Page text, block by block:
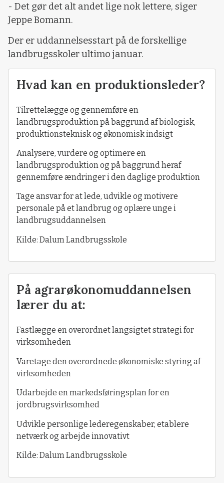
- Det gør det alt andet lige nok lettere, siger
Jeppe Bomann.
Der er uddannelsesstart på de forskellige
landbrugsskoler ultimo januar.
Hvad kan en produktionsleder?
Tilrettelægge og gennemføre en
landbrugsproduktion på baggrund af biologisk,
produktionsteknisk og økonomisk indsigt
Analysere, vurdere og optimere en
landbrugsproduktion og på baggrund heraf
gennemføre ændringer i den daglige produktion
Tage ansvar for at lede, udvikle og motivere
personale på et landbrug og oplære unge i
landbrugsuddannelsen
Kilde: Dalum Landbrugsskole
På agrarøkonomuddannelsen
lærer du at:
Fastlægge en overordnet langsigtet strategi for
virksomheden
Varetage den overordnede økonomiske styring af
virksomheden
Udarbejde en markedsføringsplan for en
jordbrugsvirksomhed
Udvikle personlige lederegenskaber, etablere
netværk og arbejde innovativt
Kilde: Dalum Landbrugsskole